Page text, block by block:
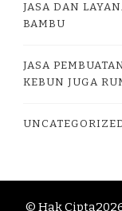
JASA DAN
BAMBU
JASA
KEBUN JUGA
© Hak